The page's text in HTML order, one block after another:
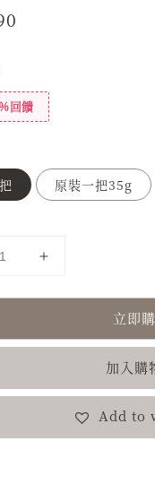
回饋
原裝一把35g
立即
加入購
Add to